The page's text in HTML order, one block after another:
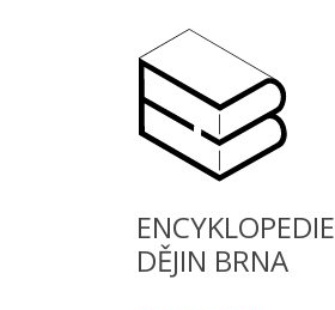
ENCYKLOPEDIE
DĚJIN BRNA